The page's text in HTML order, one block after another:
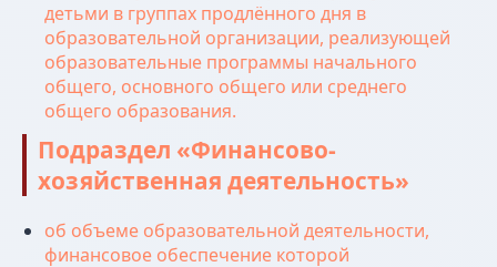
детьми в группах продлённого дня в
образовательной организации, реализующей
образовательные программы начального
общего, основного общего или среднего
общего образования.
Подраздел «Финансово-
хозяйственная деятельность»
об объеме образовательной деятельности,
финансовое обеспечение которой